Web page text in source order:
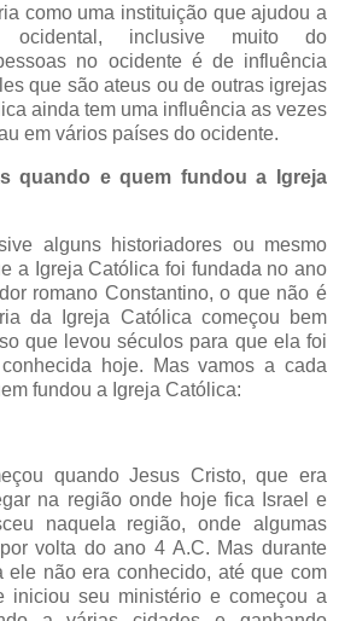
como uma instituição que ajudou a
inclusive muito do
no ocidente é de influência
que são ateus ou de outras igrejas
ainda tem uma influência as vezes
em vários países do ocidente.
quando e quem fundou a Igreja
alguns historiadores ou mesmo
a Igreja Católica foi fundada no ano
romano Constantino, o que não é
da Igreja Católica começou bem
que levou séculos para que ela foi
hoje. Mas vamos a cada
fundou a Igreja Católica:
quando Jesus Cristo, que era
na região onde hoje fica Israel e
naquela região, onde algumas
volta do ano 4 A.C. Mas durante
ele não era conhecido, até que com
iniciou seu ministério e começou a